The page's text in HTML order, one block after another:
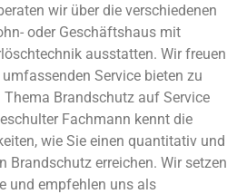
wir über die verschiedenen
oder Geschäftshaus mit
ausstatten. Wir freuen
Service bieten zu
Brandschutz auf Service
Fachmann kennt die
wie Sie einen quantitativ und
Brandschutz erreichen. Wir setzen
und empfehlen uns als